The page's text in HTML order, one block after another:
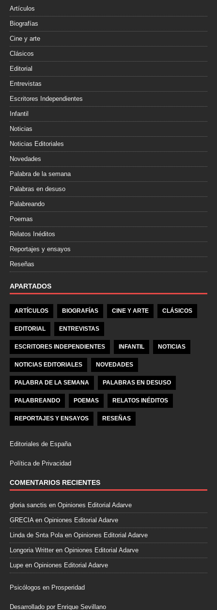
Artículos
Biografías
Cine y arte
Clásicos
Editorial
Entrevistas
Escritores Independientes
Infantil
Noticias
Noticias Editoriales
Novedades
Palabra de la semana
Palabras en desuso
Palabreando
Poemas
Relatos Inéditos
Reportajes y ensayos
Reseñas
APARTADOS
ARTÍCULOS BIOGRAFÍAS CINE Y ARTE CLÁSICOS
EDITORIAL ENTREVISTAS
ESCRITORES INDEPENDIENTES INFANTIL NOTICIAS
NOTICIAS EDITORIALES NOVEDADES
PALABRA DE LA SEMANA PALABRAS EN DESUSO
PALABREANDO POEMAS RELATOS INÉDITOS
REPORTAJES Y ENSAYOS RESEÑAS
Editoriales de España
Política de Privacidad
COMENTARIOS RECIENTES
gloria sanctis en Opiniones Editorial Adarve
GRECIAen Opiniones Editorial Adarve
Linda de Snta Polaen Opiniones Editorial Adarve
Longoria Writter en Opiniones Editorial Adarve
Lupe en Opiniones Editorial Adarve
Psicólogos en Prosperidad
Desarrollado por Enrique Sevillano